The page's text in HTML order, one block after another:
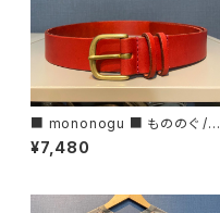
■ mononogu ■ もののぐ /レ
ザーベルト・30ROLL■MADE
IN JAPAN
¥7,480